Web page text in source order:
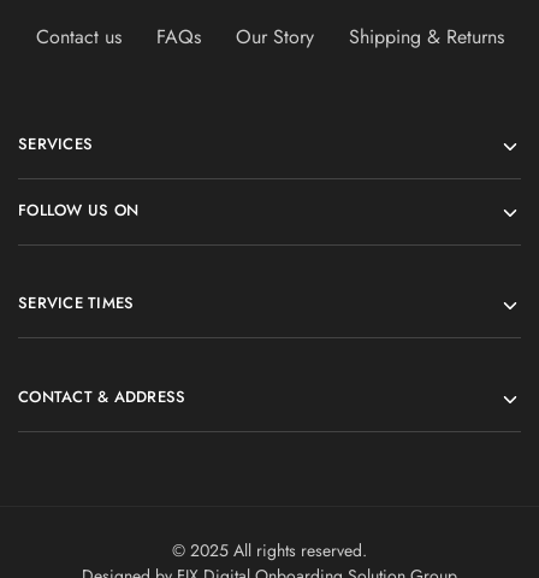
Contact us FAQs Our Story Shipping & Returns
SERVICES
FOLLOW US ON
SERVICE TIMES
CONTACT & ADDRESS
© 2025 All rights reserved.